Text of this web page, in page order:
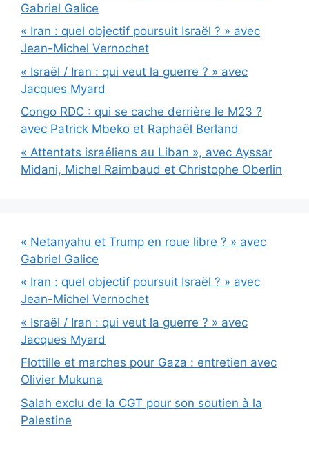
Gabriel Galice
« Iran : quel objectif poursuit Israël ? » avec
Jean-Michel Vernochet
« Israël / Iran : qui veut la guerre ? » avec
Jacques Myard
Congo RDC : qui se cache derrière le M23 ?
avec Patrick Mbeko et Raphaël Berland
« Attentats israéliens au Liban », avec Ayssar
Midani, Michel Raimbaud et Christophe Oberlin
« Netanyahu et Trump en roue libre ? » avec
Gabriel Galice
« Iran : quel objectif poursuit Israël ? » avec
Jean-Michel Vernochet
« Israël / Iran : qui veut la guerre ? » avec
Jacques Myard
Flottille et marches pour Gaza : entretien avec
Olivier Mukuna
Salah exclu de la CGT pour son soutien à la
Palestine